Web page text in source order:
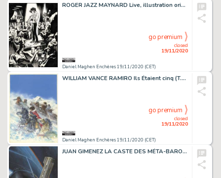
ROGER JAZZ MAYNARD Live, illustration originale réalisée en 2019. Signée. Encre de...
Daniel Maghen Enchères 19/11/2020 (CET)
closed
19/11/2020
go premium
WILLIAM VANCE RAMIRO Ils Étaient cinq (T.7), Dargaud 1983 Couverture originale. Signée....
Daniel Maghen Enchères 19/11/2020 (CET)
closed
19/11/2020
go premium
JUAN GIMENEZ LA CASTE DES MÉTA-BARONS Aghnar le Bisaïeul (T.3), Les Humanoïdes Associés...